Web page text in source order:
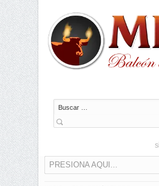
Buscar
PRESIONA AQUI...